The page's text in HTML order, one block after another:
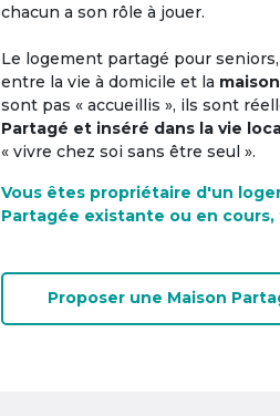
chacun a son rôle à jouer.
Le logement partagé pour
entre la vie à domicile et la
sont pas « accueillis », ils sont
Partagé et inséré dans la vie
« vivre chez soi sans être seul ».
Vous êtes propriétaire d'un
Partagée existante ou en
Proposer une Maison